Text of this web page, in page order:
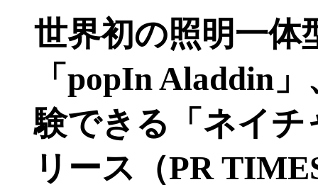
世界初の照明一体
「popIn Aladdin
験できる「ネイ
リース（PR